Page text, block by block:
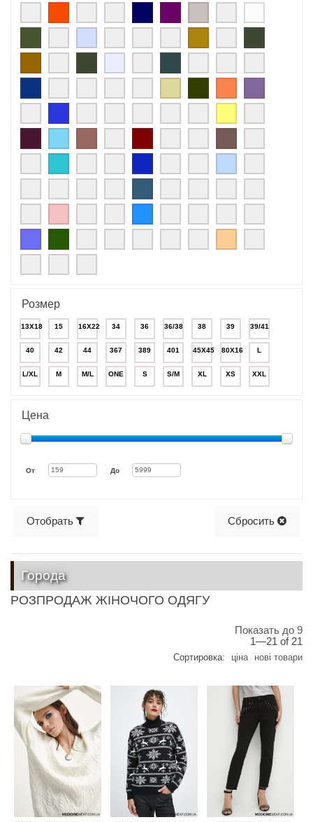
Розмер
13X18 15 16X22 34 36 36/38 38 39 39/41
40 42 44 367 389 401 45X45 80X16 L
L/XL M M/L ONE S S/M XL XS XXL
Цена
От До
Отобрать Сбросить
Города
РОЗПРОДАЖ ЖІНОЧОГО ОДЯГУ
Показать до 9
1—21 of 21
Сортировка: ціна нові товари